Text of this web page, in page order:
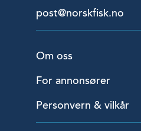
post@norskfisk.no
Om oss
For annonsører
Personvern & vilkår